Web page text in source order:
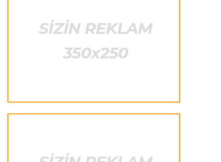
bənzəyir"
23:38 06.08.2026